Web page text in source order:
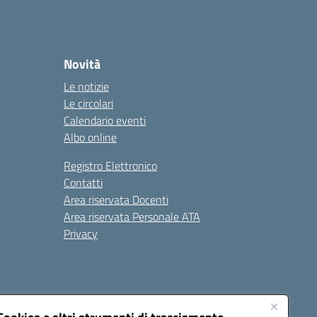
Novità
Le notizie
Le circolari
Calendario eventi
Albo online
Registro Elettronico
Contatti
Area riservata Docenti
Area riservata Personale ATA
Privacy